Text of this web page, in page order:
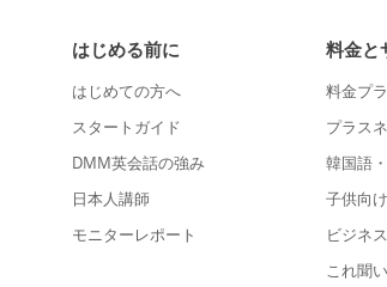
はじめる前に
はじめての方へ
スタートガイド
DMM英会話の強み
日本人講師
モニターレポート
料金と
料金プ
プラス
韓国語
子供向
ビジネ
これ聞